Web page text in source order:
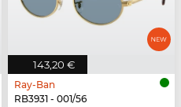
143,20 €
Ray-Ban
RB3931 - 001/56